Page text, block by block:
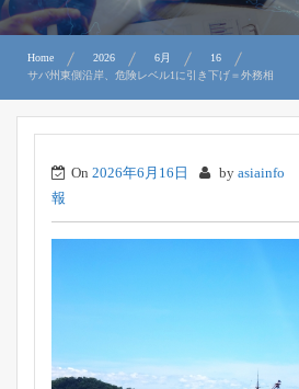
Home 2026 6月
16
サバ州東側沿岸、危険レベル1に引き下げ＝外務相
On 2026年6月16日 by asiainfo
報